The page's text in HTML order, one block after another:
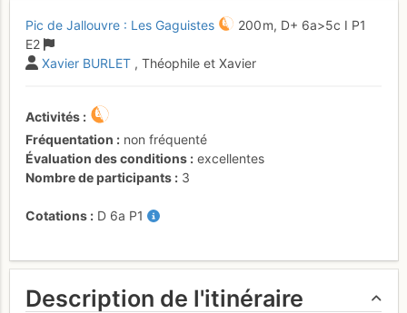
Pic de Jallouvre : Les Gaguistes 200 m, D+ 6a>5c I P1
E2
Xavier BURLET , Théophile et Xavier
Activités
Fréquentation
non fréquenté
Évaluation des conditions
excellentes
Nombre de participants
3
Cotations D 6a P1
Description de l'itinéraire